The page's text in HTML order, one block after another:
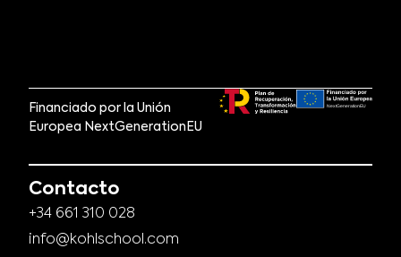
Financiado por la Unión
Europea NextGenerationEU
Contacto
+34 661 310 028
info@kohlschool.com